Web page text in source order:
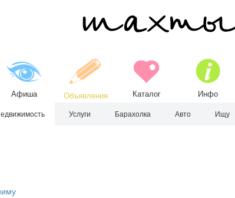
Афиша Объявления Каталог Инфо
Услуги Барахолка Авто Ищу